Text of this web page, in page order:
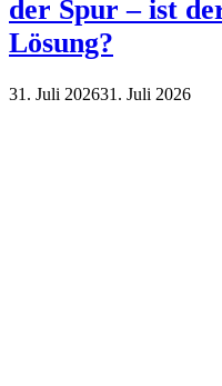
der Spur – ist
Lösung?
31. Juli 202631. Juli 2026